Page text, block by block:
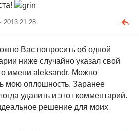
2013 21:28
Вас попросить об одной
ниже случайно указал свой
имени aleksandr. Можно
мою оплошность. Заранее
удалить и этот комментарий.
решение для моих